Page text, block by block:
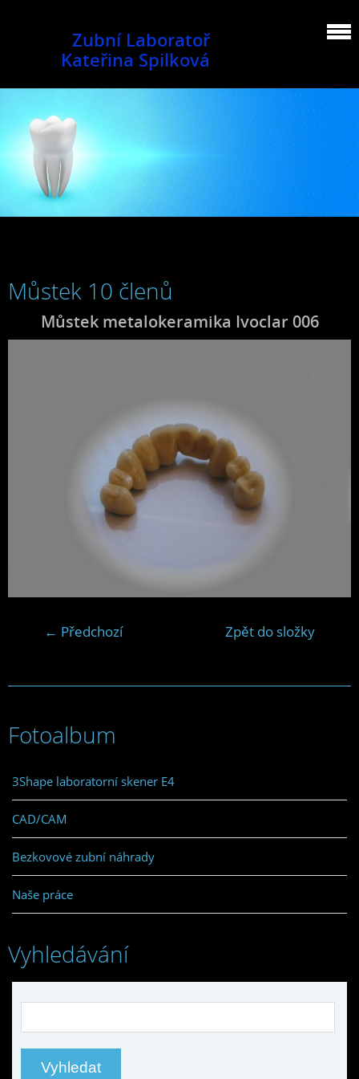
Zubní Laboratoř
Kateřina Spilková
Můstek 10 členů
Můstek metalokeramika Ivoclar 006
← Předchozí Zpět do složky
Fotoalbum
3Shape laboratorní skener E4
CAD/CAM
Bezkovové zubní náhrady
Naše práce
Vyhledávání